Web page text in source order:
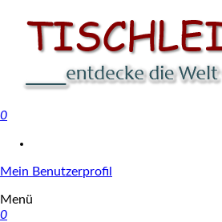
0
Mein Benutzerprofil
Menü
0